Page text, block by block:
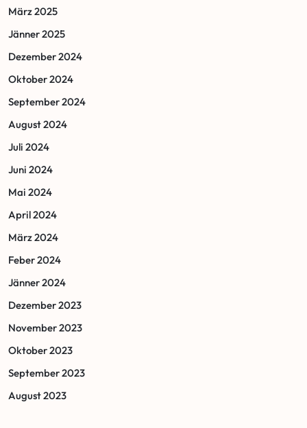
März 2025
Jänner 2025
Dezember 2024
Oktober 2024
September 2024
August 2024
Juli 2024
Juni 2024
Mai 2024
April 2024
März 2024
Feber 2024
Jänner 2024
Dezember 2023
November 2023
Oktober 2023
September 2023
August 2023